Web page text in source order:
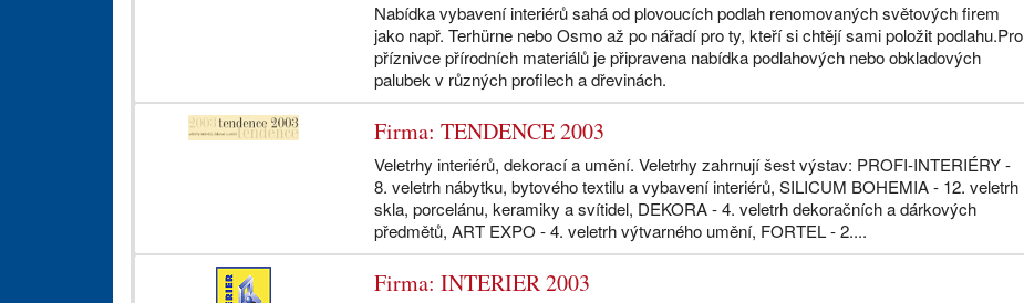
Nabídka vybavení interiérů sahá od plovoucích podlah renomovaných světových firem
jako např. Terhürne nebo Osmo až po nářadí pro ty, kteří si chtějí sami položit podlahu.Pro
příznivce přírodních materiálů je připravena nabídka podlahových nebo obkladových
palubek v různých profilech a dřevinách.
Firma: TENDENCE 2003
Veletrhy interiérů, dekorací a umění. Veletrhy zahrnují šest výstav: PROFI-INTERIÉRY -
8. veletrh nábytku, bytového textilu a vybavení interiérů, SILICUM BOHEMIA - 12. veletrh
skla, porcelánu, keramiky a svítidel, DEKORA - 4. veletrh dekoračních a dárkových
předmětů, ART EXPO - 4. veletrh výtvarného umění, FORTEL - 2....
Firma: INTERIER 2003